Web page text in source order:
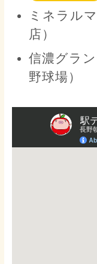
ミネラル
店）
信濃グラ
野球場）